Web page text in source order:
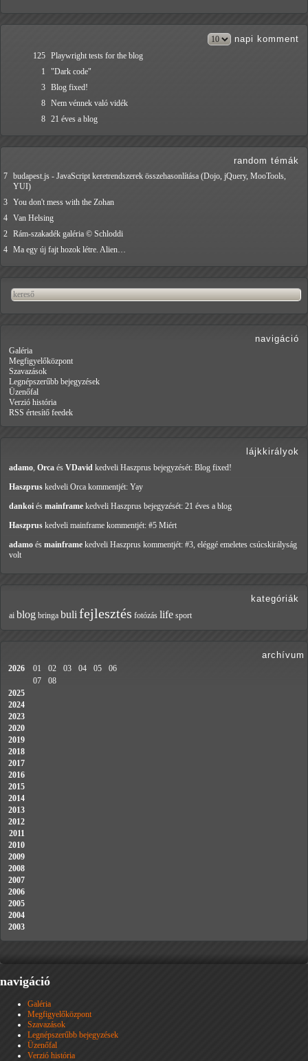
napi komment
125 Playwright tests for the blog
1
"Dark code"
3 Blog fixed!
8 Nem vénnek való vidék
8 21 éves a blog
random témák
7 budapest.js - JavaScript keretrendszerek összehasonlítása (Dojo, jQuery, MooTools,
YUI)
3 You don't mess with the Zohan
4 Van Helsing
2 Rám-szakadék galéria © Schloddi
4 Ma egy új fajt hozok létre. Alien…
navigáció
Galéria
Megfigyelőközpont
Szavazások
Legnépszerűbb bejegyzések
Üzenőfal
Verzió história
RSS értesítő feedek
lájkkirályok
adamo, Orca és VDavid kedveli Haszprus bejegyzését: Blog fixed!
Haszprus kedveli Orca kommentjét: Yay
dankoi és mainframe kedveli Haszprus bejegyzését: 21 éves a blog
Haszprus kedveli mainframe kommentjét: #5 Miért
adamo és mainframe kedveli Haszprus kommentjét: #3, eléggé emeletes csúcskirályság
volt
kategóriák
ai blog bringa buli fejlesztés fotózás life sport
archívum
2026 01 02 03 04 05
06
07
08
2025
2024
2023
2020
2019
2018
2017
2016
2015
2014
2013
2012
2011
2010
2009
2008
2007
2006
2005
2004
2003
navigáció
Galéria
Megfigyelőközpont
Szavazások
Legnépszerűbb bejegyzések
Üzenőfal
Verzió história